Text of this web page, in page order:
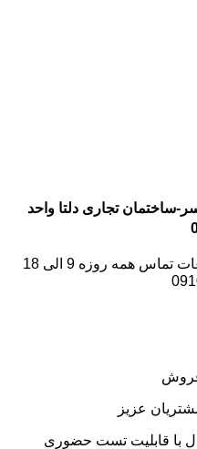
ساختمان تجاری دلتا واحد
عزیز
با قابلیت تست حضوری